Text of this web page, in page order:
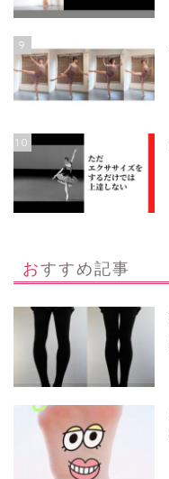
9
10
おすすめ記事